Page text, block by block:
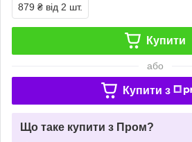
879 ₴ від 2 шт.
Купити
або
Купити з
Що таке купити з Пром?